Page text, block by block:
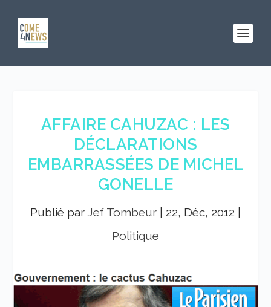
AFFAIRE CAHUZAC : LES
DÉCLARATIONS
EMBARRASSÉES DE MICHEL
GONELLE
Publié par Jef Tombeur 22, Déc, 2012
Politique